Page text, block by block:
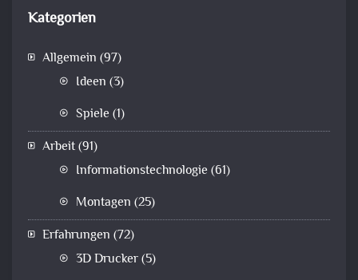
Kategorien
Allgemein (97)
Ideen (3)
Spiele (1)
Arbeit(91)
Informationstechnologie (61)
Montagen (25)
Erfahrungen (72)
3D Drucker(5)